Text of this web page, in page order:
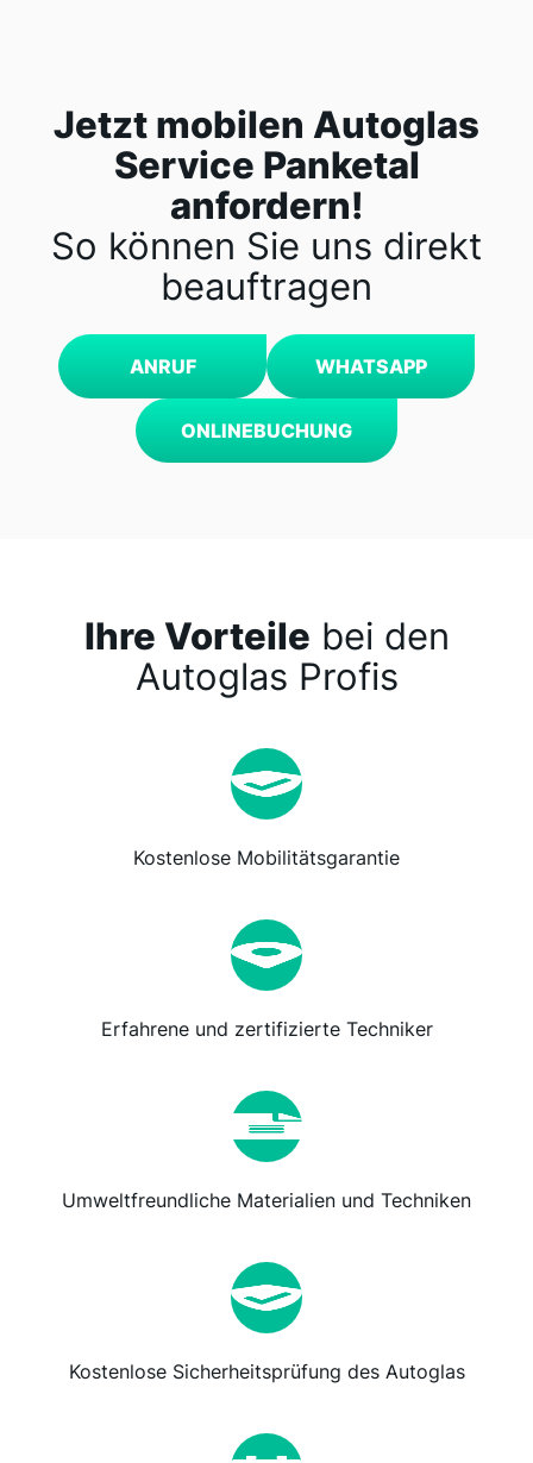
Jetzt mobilen Autoglas
Service Panketal
anfordern!
So können Sie uns direkt
beauftragen
ANRUF WHATSAPP
ONLINEBUCHUNG
Ihre Vorteile bei den
Autoglas Profis
Kostenlose Mobilitätsgarantie
Erfahrene und zertifizierte Techniker
Umweltfreundliche Materialien und Techniken
Kostenlose Sicherheitsprüfung des Autoglas